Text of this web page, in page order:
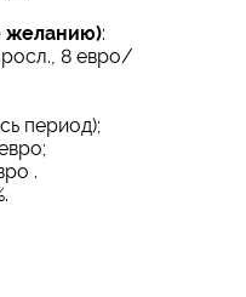
желанию):
8 евро/
период);
.